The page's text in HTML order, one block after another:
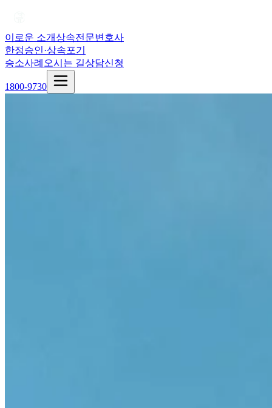
이로운 소개상속전문변호사
한정승인·상속포기
승소사례 오시는 길상담신청
1800-9730